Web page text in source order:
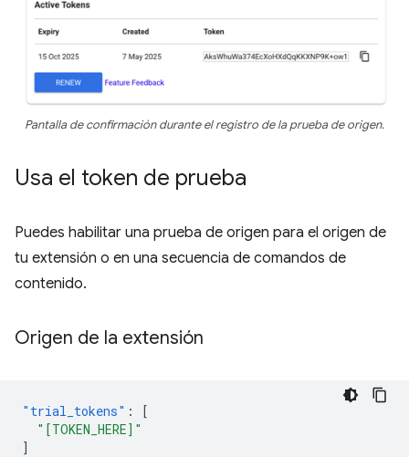
Pantalla de confirmación durante el registro de la prueba de origen.
Usa el token de prueba
Puedes habilitar una prueba de origen para el origen de
tu extensión o en una secuencia de comandos de
contenido.
Origen de la extensión
"trial_tokens" :
[
"[TOKEN_HERE]"
]